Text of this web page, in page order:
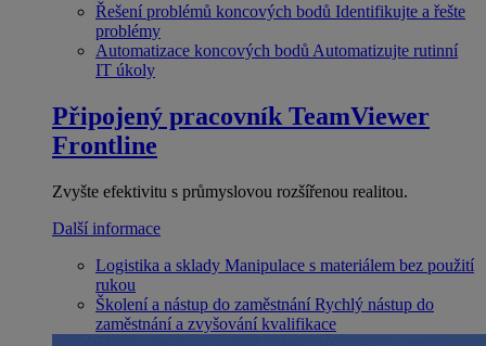
Řešení problémů koncových bodů Identifikujte a řešte
problémy
Automatizace koncových bodů Automatizujte rutinní
IT úkoly
Připojený pracovník TeamViewer
Frontline
Zvyšte efektivitu s průmyslovou rozšířenou realitou.
Další informace
Logistika a sklady Manipulace s materiálem bez použití
rukou
Školení a nástup do zaměstnání Rychlý nástup do
zaměstnání a zvyšování kvalifikace